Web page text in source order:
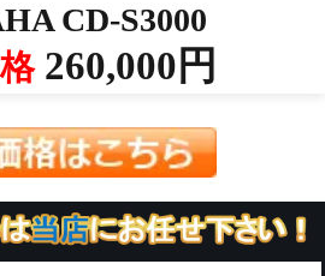
CD-S3000
260,000円